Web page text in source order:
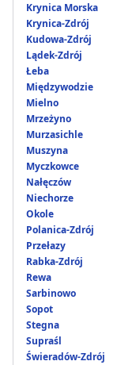
Krynica Morska
Krynica-Zdrój
Kudowa-Zdrój
Lądek-Zdrój
Łeba
Międzywodzie
Mielno
Mrzeżyno
Murzasichle
Muszyna
Myczkowce
Nałęczów
Niechorze
Okole
Polanica-Zdrój
Przełazy
Rabka-Zdrój
Rewa
Sarbinowo
Sopot
Stegna
Supraśl
Świeradów-Zdrój